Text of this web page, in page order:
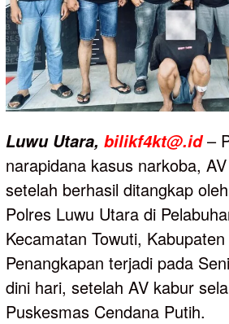
Luwu Utara, bilikf4kt@.id–
narapidana kasus narkoba,
setelah berhasil ditangkap
Polres Luwu Utara di
Kecamatan Towuti,
Penangkapan terjadi pada
dini hari, setelah AV kabur
Puskesmas Cendana Putih.